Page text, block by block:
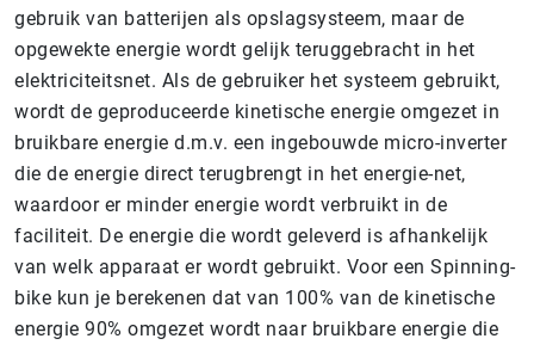
gebruik van batterijen als opslagsysteem, maar de
opgewekte energie wordt gelijk teruggebracht in het
elektriciteitsnet. Als de gebruiker het systeem gebruikt,
wordt de geproduceerde kinetische energie omgezet in
bruikbare energie d.m.v. een ingebouwde micro-inverter
die de energie direct terugbrengt in het energie-net,
waardoor er minder energie wordt verbruikt in de
faciliteit. De energie die wordt geleverd is afhankelijk
van welk apparaat er wordt gebruikt. Voor een Spinning-
bike kun je berekenen dat van 100% van de kinetische
energie 90% omgezet wordt naar bruikbare energie die